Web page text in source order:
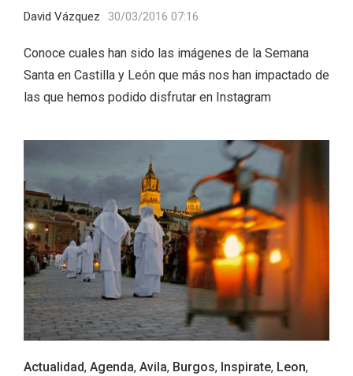
David Vázquez 30/03/2016 07:16
Conoce cuales han sido las imágenes de la Semana
Santa en Castilla y León que más nos han impactado de
las que hemos podido disfrutar en Instagram
Actualidad, Agenda, Avila, Burgos, Inspirate, Leon,
Disfrutar de la Semana Santa en Rueda
en 2026